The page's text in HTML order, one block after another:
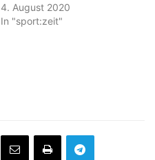
4. August 2020
In "sport:zeit"